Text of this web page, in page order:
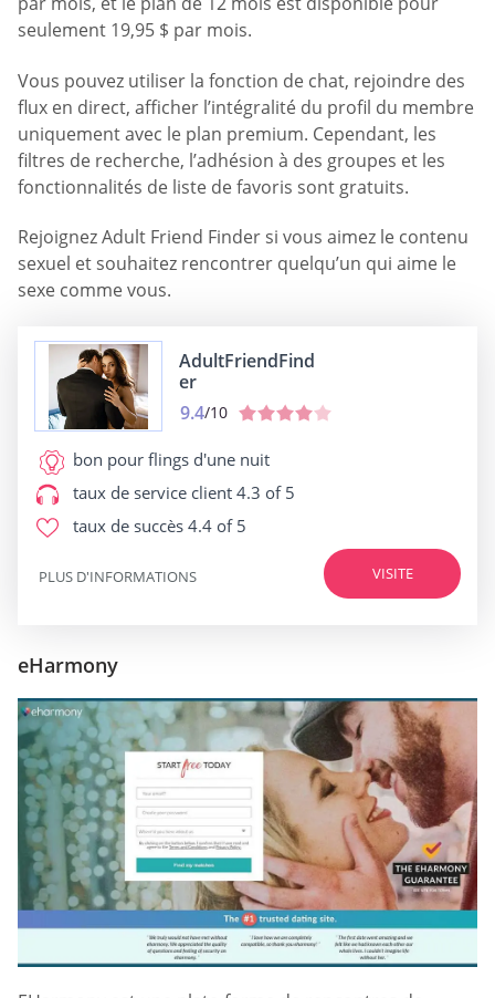
seulement 19,95 $ par mois.
Vous pouvez utiliser la fonction de chat, rejoindre des
flux en direct, afficher l’intégralité du profil du membre
uniquement avec le plan premium. Cependant, les
filtres de recherche, l’adhésion à des groupes et les
fonctionnalités de liste de favoris sont gratuits.
Rejoignez Adult Friend Finder si vous aimez le contenu
sexuel et souhaitez rencontrer quelqu’un qui aime le
sexe comme vous.
AdultFriendFind
er
9.4/10
bon pour flings d'une nuit
taux de service client 4.3 of 5
taux de succès 4.4 of 5
VISITE
PLUS D'INFORMATIONS
eHarmony